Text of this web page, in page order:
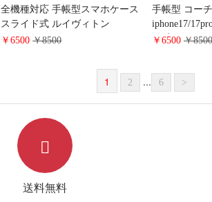
全機種対応 手帳型スマホケース
スライド式 ルイヴィトン
iPhone17pro/17promax/17eケース
iphone16/16plus/15マルチケース
財布一体 ビジネス風 男女兼用
ハイブランド Gucci Galaxy
￥6500￥8500
手帳型 コーチ
iphone17/
オ 高級 レザ
ブランド
￥6500 ￥8500
1 2 ... 6 >
送料無料